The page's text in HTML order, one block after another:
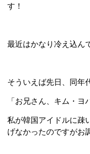
す！
最近はかなり冷え込ん
そういえば先日、同年
「お兄さん、キム・
私が韓国アイドルに疎
げなかったのですがお